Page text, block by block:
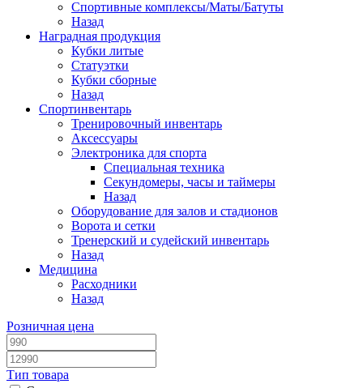
Спортивные комплексы/Маты/Батуты
Назад
Наградная продукция
Кубки литые
Статуэтки
Кубки сборные
Назад
Спортинвентарь
Тренировочный инвентарь
Аксессуары
Электроника для спорта
Специальная техника
Секундомеры, часы и таймеры
Назад
Оборудование для залов и стадионов
Ворота и сетки
Тренерский и судейский инвентарь
Назад
Медицина
Расходники
Назад
Розничная цена
Тип товара